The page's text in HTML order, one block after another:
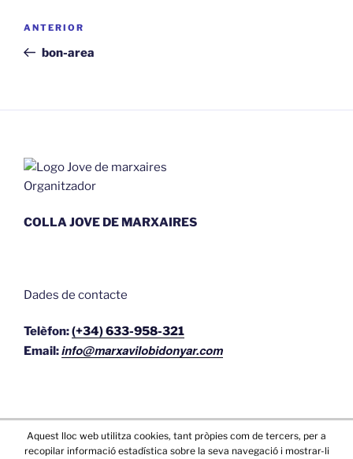
Navegació
Entrada
anterior
ANTERIOR
bon-area
Organitzador
COLLA JOVE DE MARXAIRES
Dades de contacte
Telèfon:(+34) 633-958-321
Email:info@marxavilobidonyar.com
Aquest lloc web utilitza cookies, tant pròpies com de tercers, per a
recopilar informació estadística sobre la seva navegació i mostrar-li